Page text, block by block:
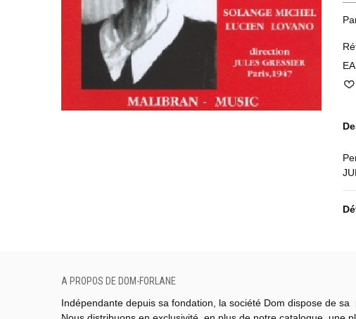
A PROPOS DE DOM-FORLANE
Indépendante depuis sa fondation, la société Dom dispose de sa